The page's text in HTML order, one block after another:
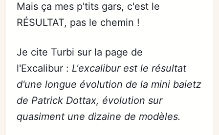
Mais ça mes p'tits gars, c'est le
RÉSULTAT, pas le chemin !
Je cite Turbi sur la page de
l'Excalibur : L'excalibur est le résultat
d'une longue évolution de la mini baietz
de Patrick Dottax, évolution sur
quasiment une dizaine de modèles.